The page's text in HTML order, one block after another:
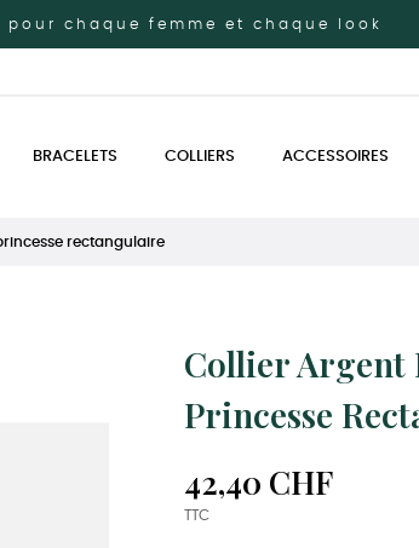
pour chaque femme et chaque look
BRACELETS COLLIERS ACCESSOIRES
rectangulaire
Collier Argent
Princesse
42,40 CHF
TTC